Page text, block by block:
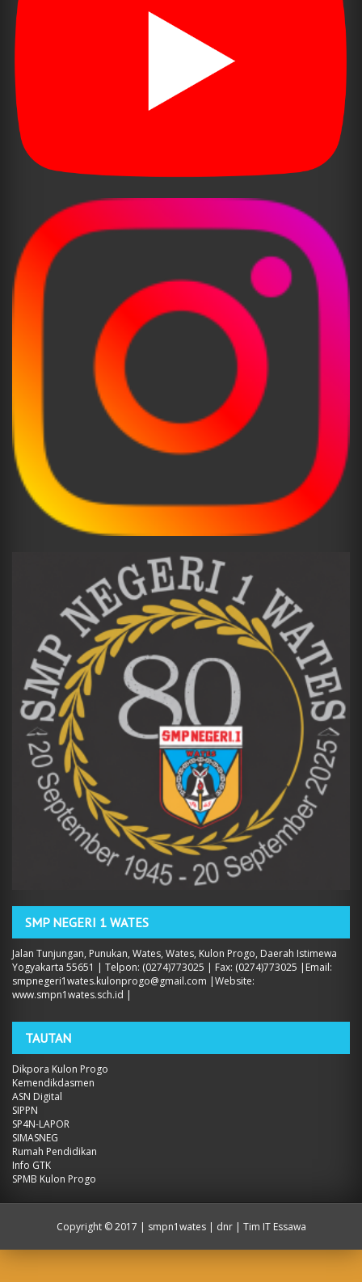
SMP NEGERI 1 WATES
Jalan Tunjungan, Punukan, Wates, Wates, Kulon Progo, Daerah Istimewa
Yogyakarta 55651 | Telpon: (0274)773025 | Fax: (0274)773025 |Email:
smpnegeri1wates.kulonprogo@gmail.com |Website:
www.smpn1wates.sch.id |
TAUTAN
Dikpora Kulon Progo
Kemendikdasmen
ASN Digital
SIPPN
SP4N-LAPOR
SIMASNEG
Rumah Pendidikan
Info GTK
SPMB Kulon Progo
Copyright ©2017 | smpn1wates| dnr | Tim IT Essawa